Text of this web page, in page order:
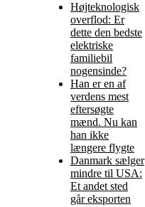
Højteknologisk
overflod: Er
dette den bedste
elektriske
familiebil
nogensinde?
Han er en af
verdens mest
eftersøgte
mænd. Nu kan
han ikke
længere flygte
Danmark sælger
mindre til USA:
Et andet sted
går eksporten